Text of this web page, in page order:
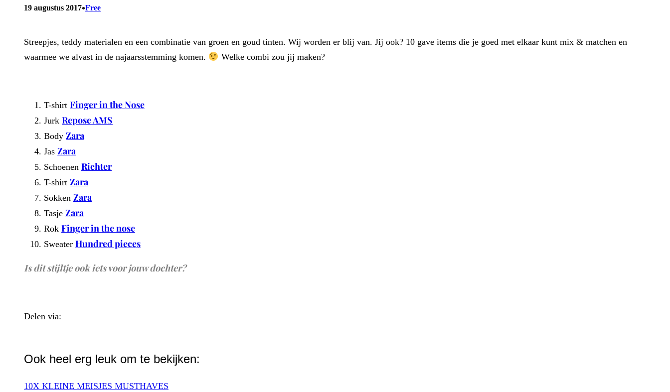
19 augustus 2017•Free
Streepjes, teddy materialen en een combinatie van groen en goud tinten. Wij worden er blij van. Jij ook? 10 gave items die je goed met elkaar kunt mix & matchen en
waarmee we alvast in de najaarsstemming komen.
Welke combi zou jij maken?
T-shirt Finger in the Nose
Jurk Repose AMS
Body Zara
Jas Zara
Schoenen Richter
T-shirt Zara
Sokken Zara
Tasje Zara
Rok Finger in the nose
Sweater Hundred pieces
Is dit stijltje ook iets voor jouw dochter?
Delen via:
Ook heel erg leuk om te bekijken:
10X KLEINE MEISJES MUSTHAVES